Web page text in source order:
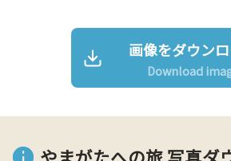
画像をダウン
Download